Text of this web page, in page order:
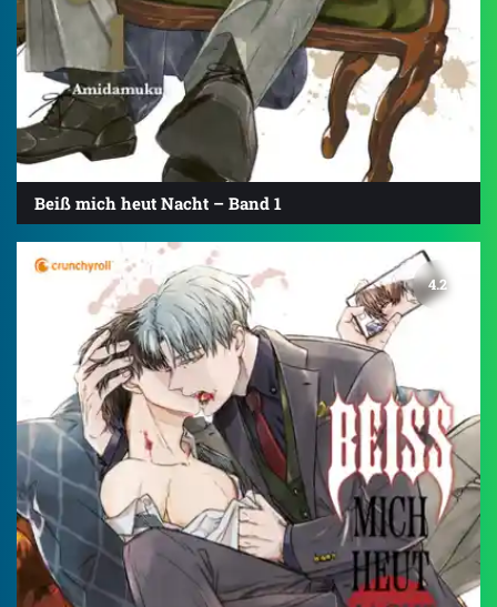
Beiß mich heut Nacht – Band 1
4.2